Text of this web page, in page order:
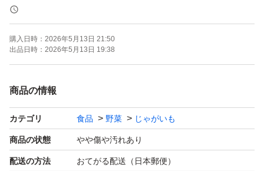
訳あり…形が悪い、一部傷あり、皮が剥けている、自然割
れなど。
送料無料で発送致します。訳ありのため、ご理解ある方の
みお願いします。
購入日時： 2026年5月13日 21:50
出品日時： 2026年5月13日 19:38
商品の情報
カテゴリ 食品 野菜 じゃがいも
商品の状態 やや傷や汚れあり
配送の方法 おてがる配送（日本郵便）